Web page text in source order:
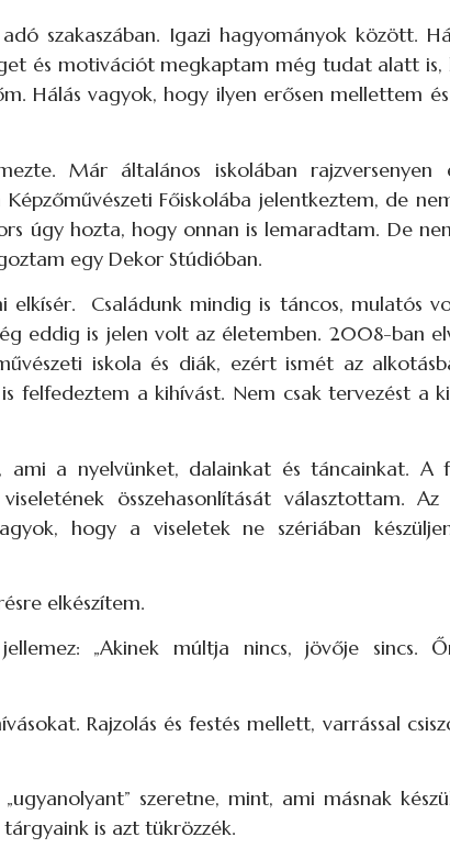
szakaszában. Igazi hagyományok között.
és motivációt megkaptam még tudat alatt is,
Hálás vagyok, hogy ilyen erősen mellettem
Már általános iskolában rajzversenyen
Főiskolába jelentkeztem, de
úgy hozta, hogy onnan is lemaradtam. De
egy Dekor Stúdióban.
Családunk mindig is táncos, mulatós
eddig is jelen volt az életemben. 2008-ban
iskola és diák, ezért ismét az
felfedeztem a kihívást. Nem csak tervezést a
ami a nyelvünket, dalainkat és táncainkat. A
összehasonlítását választottam.
hogy a viseletek ne szériában
elkészítem.
„Akinek múltja nincs, jövője sincs.
Rajzolás és festés mellett, varrással
szeretne, mint, ami másnak
is azt tükrözzék.